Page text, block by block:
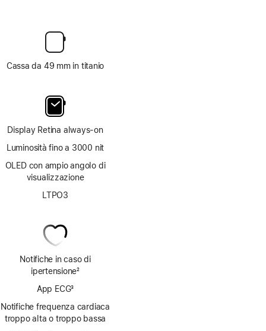
Cassa da 49 mm in titanio
Display Retina always‑on
Luminosità fino a 3000 nit
OLED con ampio angolo di
visualizzazione
LTPO3
Notifiche in caso di
ipertensione2
App ECG
Nota
3
Notifiche frequenza cardiaca
troppo alta o troppo bassa